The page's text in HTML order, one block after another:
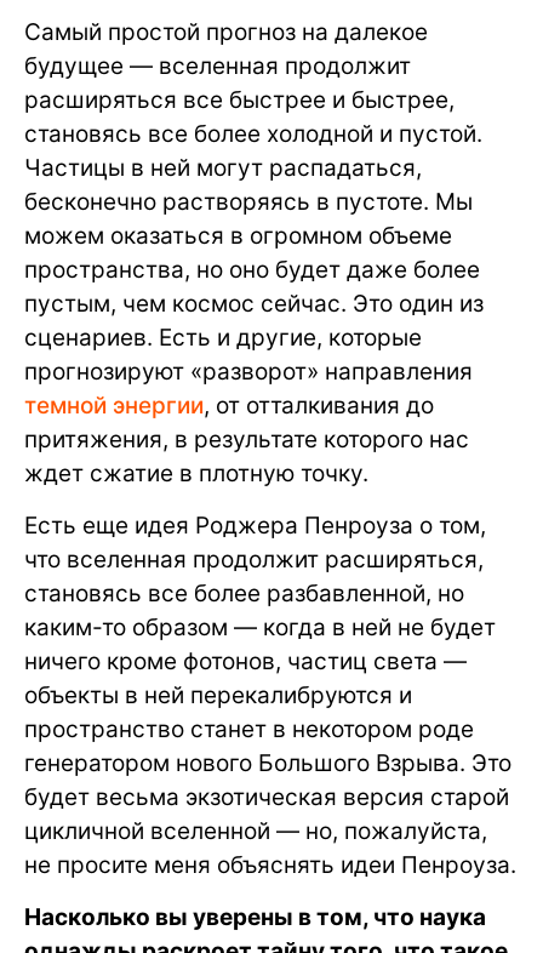
Самый простой прогноз на далекое
будущее — вселенная продолжит
расширяться все быстрее и быстрее,
становясь все более холодной и пустой.
Частицы в ней могут распадаться,
бесконечно растворяясь в пустоте. Мы
можем оказаться в огромном объеме
пространства, но оно будет даже более
пустым, чем космос сейчас. Это один из
сценариев. Есть и другие, которые
прогнозируют «разворот» направления
темной энергии, от отталкивания до
притяжения, в результате которого нас
ждет сжатие в плотную точку.
Есть еще идея Роджера Пенроуза о том,
что вселенная продолжит расширяться,
становясь все более разбавленной, но
каким-то образом — когда в ней не будет
ничего кроме фотонов, частиц света —
объекты в ней перекалибруются и
пространство станет в некотором роде
генератором нового Большого Взрыва. Это
будет весьма экзотическая версия старой
цикличной вселенной — но, пожалуйста,
не просите меня объяснять идеи Пенроуза.
Насколько вы уверены в том, что наука